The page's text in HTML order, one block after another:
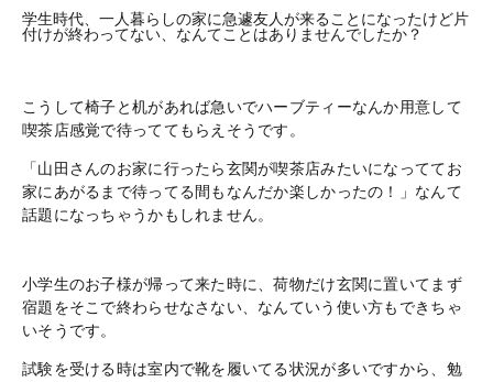
学生時代、一人暮らしの家に急遽友人が来ることになったけど片
付けが終わってない、なんてことはありませんでしたか？
こうして椅子と机があれば急いでハーブティーなんか用意して
喫茶店感覚で待っててもらえそうです。
「山田さんのお家に行ったら玄関が喫茶店みたいになっててお
家にあがるまで待ってる間もなんだか楽しかったの！」なんて
話題になっちゃうかもしれません。
小学生のお子様が帰って来た時に、荷物だけ玄関に置いてまず
宿題をそこで終わらせなさない、なんていう使い方もできちゃ
いそうです。
試験を受ける時は室内で靴を履いてる状況が多いですから、勉